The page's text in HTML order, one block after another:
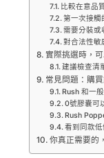
比較在意品
第一次接觸
需要分裝或
對合法性敏
實際挑選時，
建議檢查清
常見問題：購
Rush 和一
0號膠囊可
Rush
看到同款低
你真正需要的